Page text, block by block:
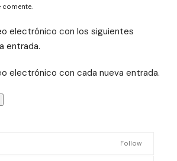
comente.
electrónico con los siguientes
entrada.
electrónico con cada nueva entrada.
Follow